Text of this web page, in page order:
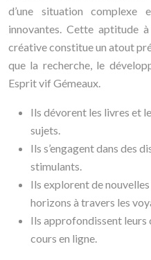
d’une situation
innovantes. Cette aptitude
créative constitue un atout
que la recherche, le
Esprit vif Gémeaux.
Ils dévorent les livres et
sujets.
Ils s’engagent dans des
stimulants.
Ils explorent de
horizons à travers les
Ils approfondissent leurs
cours en ligne.